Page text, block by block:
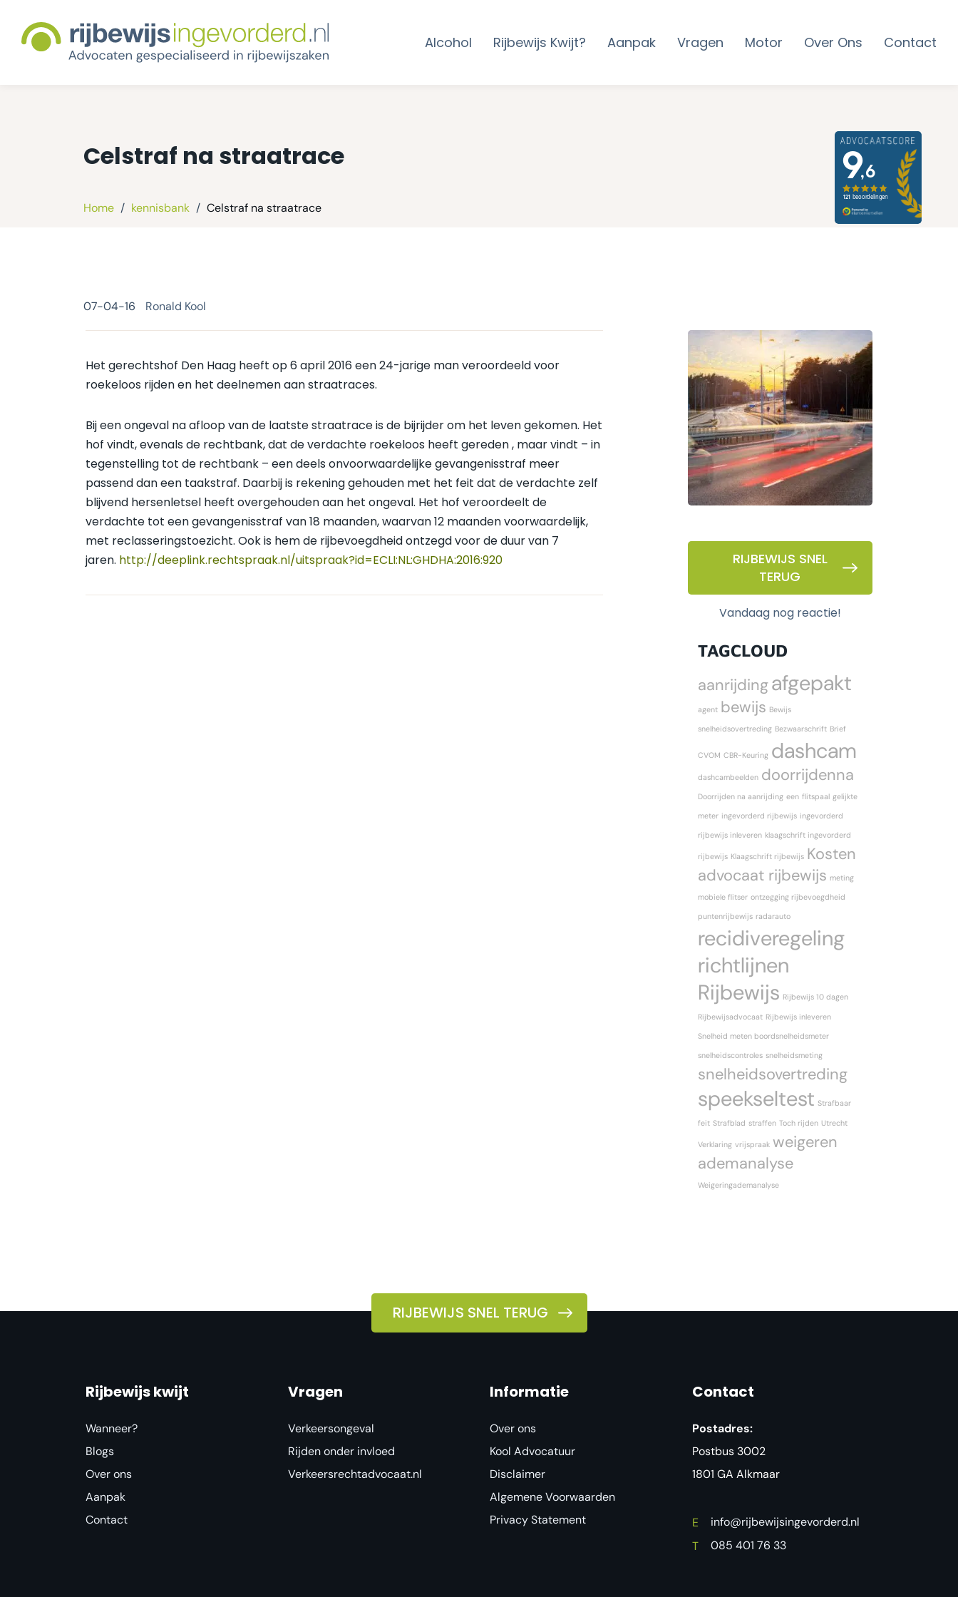
Alcohol Rijbewijs Kwijt? Aanpak Vragen Motor Over Ons Contact
Celstraf na straatrace
Home / kennisbank / Celstraf na straatrace
07-04-16 Ronald Kool
Het gerechtshof Den Haag heeft op 6 april 2016 een 24-jarige man veroordeeld voor
roekeloos rijden en het deelnemen aan straatraces.
Bij een ongeval na afloop van de laatste straatrace is de bijrijder om het leven gekomen. Het
hof vindt, evenals de rechtbank, dat de verdachte roekeloos heeft gereden , maar vindt – in
tegenstelling tot de rechtbank – een deels onvoorwaardelijke gevangenisstraf meer
passend dan een taakstraf. Daarbij is rekening gehouden met het feit dat de verdachte zelf
blijvend hersenletsel heeft overgehouden aan het ongeval. Het hof veroordeelt de
verdachte tot een gevangenisstraf van 18 maanden, waarvan 12 maanden voorwaardelijk,
met reclasseringstoezicht. Ook is hem de rijbevoegdheid ontzegd voor de duur van 7
jaren. http://deeplink.rechtspraak.nl/uitspraak?id=ECLI:NL:GHDHA:2016:920
RIJBEWIJS SNEL
TERUG
vandaag nog reactie!
TAGCLOUD
aanrijdingafgepakt
agent bewijs Bewijs
snelheidsovertreding Bezwaarschrift Brief
CVOM CBR-Keuring dashcam
dashcambeelden doorrijdenna
Doorrijden na aanrijding een flitspaal gelijkte
meter ingevorderd rijbewijs ingevorderd
rijbewijs inleveren klaagschrift ingevorderd
rijbewijs Klaagschrift rijbewijs Kosten
advocaat rijbewijs meting
mobiele flitser ontzegging rijbevoegdheid
puntenrijbewijs radarauto
recidiveregeling
richtlijnen
Rijbewijs Rijbewijs 10 dagen
Rijbewijsadvocaat Rijbewijs inleveren
Snelheid meten boordsnelheidsmeter
snelheidscontroles snelheidsmeting
snelheidsovertreding
speekseltest Strafbaar
feit Strafblad straffen Toch rijden Utrecht
Verklaring vrijspraak weigeren
ademanalyse
Weigeringademanalyse
RIJBEWIJS SNEL TERUG
Rijbewijs kwijt
Wanneer?
Blogs
Over ons
Aanpak
Contact
Vragen
Verkeersongeval
Rijden onder invloed
Verkeersrechtadvocaat.nl
Informatie
Over ons
Kool Advocatuur
Disclaimer
Algemene Voorwaarden
Privacy Statement
Contact
Postadres:
Postbus 3002
1801 GA Alkmaar
E
info@rijbewijsingevorderd.nl
T
085 401 76 33